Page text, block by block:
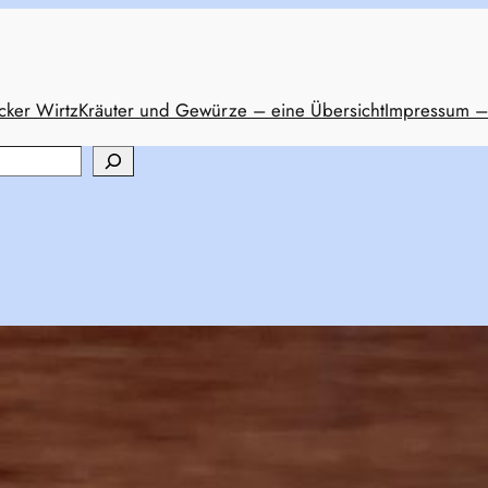
WirtzKräuter und Gewürze – eine ÜbersichtImpressum